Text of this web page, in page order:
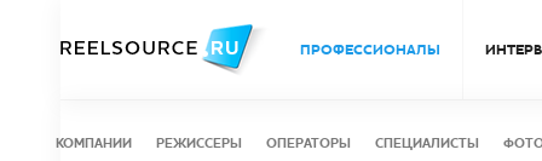
ПРОФЕССИОНАЛЫ
КОМПАНИИ РЕЖИССЕРЫ ОПЕРАТОРЫ СПЕЦИАЛИСТЫ